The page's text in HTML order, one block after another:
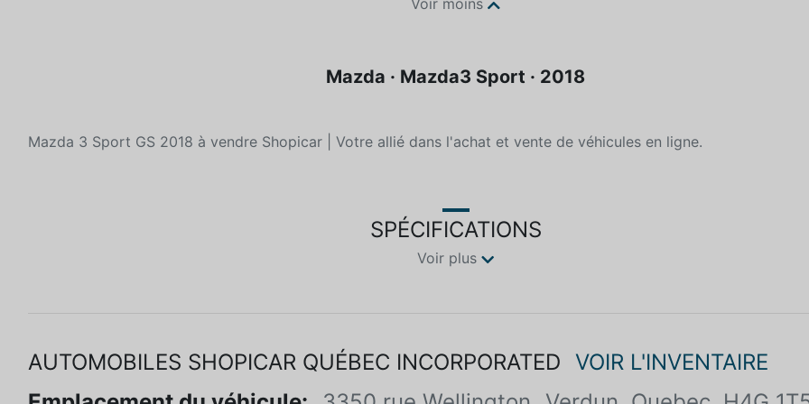
Voir moins
Mazda · Mazda3 Sport · 2018
Mazda 3 Sport GS 2018 à vendre Shopicar | Votre allié dans l'achat et vente de véhicules en ligne.
SPÉCIFICATIONS
Voir plus
AUTOMOBILES SHOPICAR QUÉBEC INCORPORATED VOIR L'INVENTAIRE